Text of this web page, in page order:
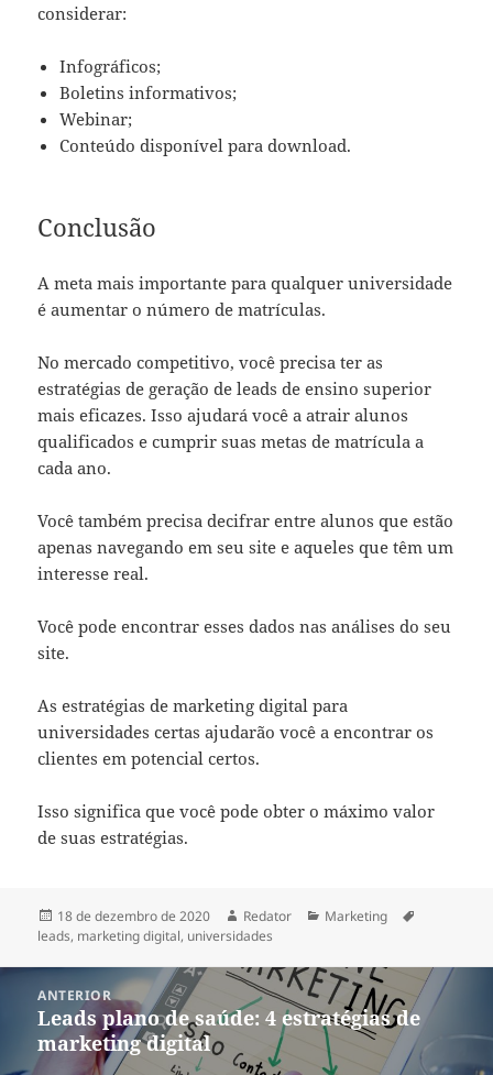
considerar:
Infográficos;
Boletins informativos;
Webinar;
Conteúdo disponível para download.
Conclusão
A meta mais importante para qualquer universidade
é aumentar o número de matrículas.
No mercado competitivo, você precisa ter as
estratégias de geração de leads de ensino superior
mais eficazes. Isso ajudará você a atrair alunos
qualificados e cumprir suas metas de matrícula a
cada ano.
Você também precisa decifrar entre alunos que estão
apenas navegando em seu site e aqueles que têm um
interesse real.
Você pode encontrar esses dados nas análises do seu
site.
As estratégias de marketing digital para
universidades certas ajudarão você a encontrar os
clientes em potencial certos.
Isso significa que você pode obter o máximo valor
de suas estratégias.
Publicado
em
18 de dezembro de 2020 Autor
Redator Categorias
Marketing
leads, marketing digital, universidades
Navegação
ANTERIOR
Post
anterior:
Leads plano de saúde: 4 estratégias de
marketing digital